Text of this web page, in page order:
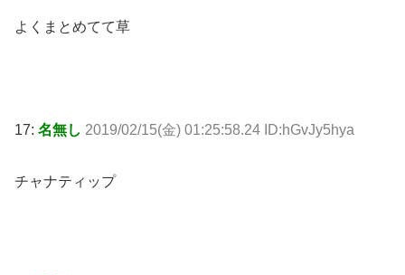
よくまとめてて草
17: 名無し 2019/02/15(金) 01:25:58.24 ID:hGvJy5hya
チャナティップ